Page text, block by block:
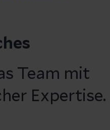
Team mit
Expertise.